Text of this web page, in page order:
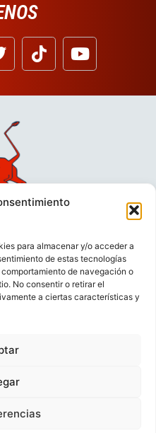
para almacenar y/o acceder a
de estas tecnologías
de navegación o
No consentir o retirar el
a ciertas características y
DE PRIVACIDAD
DE RUGBY 2023.